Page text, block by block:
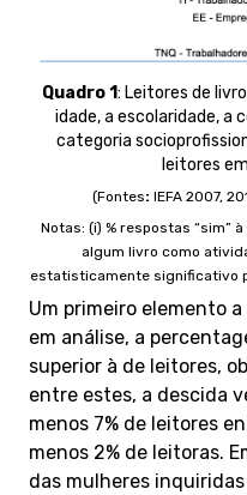
Quadro 1: Leitores de
idade, a escolaridade, a
categoria
leitores
(Fontes: IEFA 2007,
Notas: (i) % respostas “sim”
algum livro como
estatisticamente significativo
Um primeiro elemento
em análise, a
superior à de leitores,
entre estes, a descida
menos 7% de leitores
menos 2% de leitoras.
das mulheres